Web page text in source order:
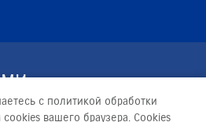
50
с политикой обработки
вашего браузера. Cookies